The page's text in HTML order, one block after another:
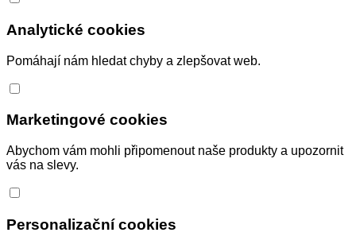
Analytické cookies
Pomáhají nám hledat chyby a zlepšovat web.
Marketingové cookies
Abychom vám mohli připomenout naše produkty a upozornit
vás na slevy.
Personalizační cookies